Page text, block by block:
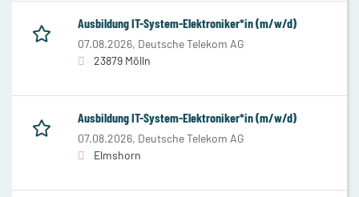
Ausbildung IT-System-Elektroniker*in (m/w/d)
07.08.2026, Deutsche Telekom AG
23879 Mölln
Ausbildung IT-System-Elektroniker*in (m/w/d)
07.08.2026, Deutsche Telekom AG
Elmshorn